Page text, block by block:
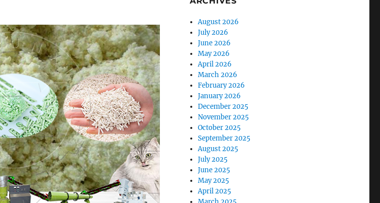
August 2026
July 2026
June 2026
May 2026
April 2026
March 2026
February 2026
January 2026
December 2025
November 2025
October 2025
September 2025
August 2025
July 2025
June 2025
May 2025
April 2025